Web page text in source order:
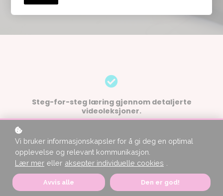
Steg-for-steg læring gjennom detaljerte
videoleksjoner.
Tilgang til kurset i 3 år.
Om du vil forlenge tilgangen får du 60% rabatt på 2. gangs kjøp.
Vi bruker informasjonskapsler for å gi deg en optimal
opplevelse og relevant kommunikasjon.
Lær mer eller aksepter individuelle cookies
Avvis alle Den er god!